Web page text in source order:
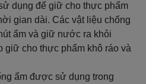
dụng để giữ cho thực phẩm
gian dài. Các vật liệu chống
ẩm và giữ nước ra khỏi
giữ cho thực phẩm khô ráo và
ẩm được sử dụng trong